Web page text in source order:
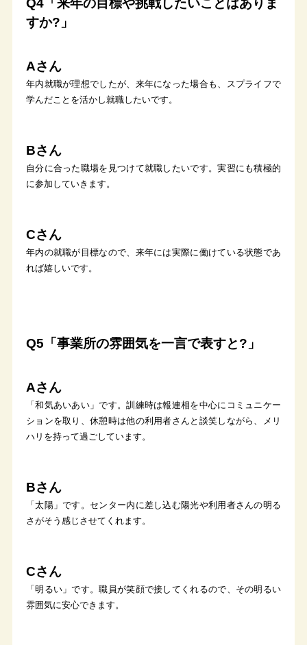
Q4「来年の目標や挑戦したいことはありま
すか?」
Aさん
年内就職が理想でしたが、来年になった場合も、スプライフで
学んだことを活かし就職したいです。
Bさん
自分に合った職場を見つけて就職したいです。実習にも積極的
に参加していきます。
Cさん
年内の就職が目標なので、来年には実際に働けている状態であ
れば嬉しいです。
Q5「事業所の雰囲気を一言で表すと?」
Aさん
「和気あいあい」です。訓練時は報連相を中心にコミュニケー
ションを取り、休憩時は他の利用者さんと談笑しながら、メリ
ハリを持って過ごしています。
Bさん
「太陽」です。センター内に差し込む陽光や利用者さんの明る
さがそう感じさせてくれます。
Cさん
「明るい」です。職員が笑顔で接してくれるので、その明るい
雰囲気に安心できます。